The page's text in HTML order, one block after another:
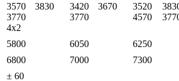
3570 3830 3420 3670 3520
3770 3770 4570
4х2
5800 6050
6250
6800 7000
7300
± 60